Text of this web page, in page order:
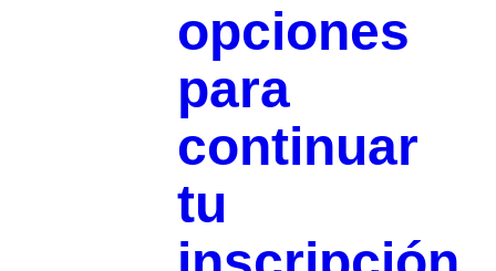
opciones
para
continuar
tu